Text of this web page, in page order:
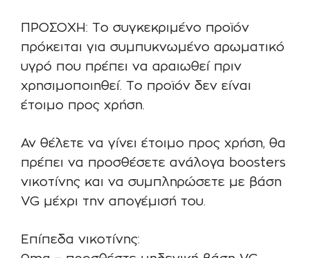
ΠΡΟΣΟΧΗ: Το συγκεκριμένο προϊόν
πρόκειται για συμπυκνωμένο αρωματικό
υγρό που πρέπει να αραιωθεί πριν
χρησιμοποιηθεί. Το προϊόν δεν είναι
έτοιμο προς χρήση.
Αν θέλετε να γίνει έτοιμο προς χρήση, θα
πρέπει να προσθέσετε ανάλογα boosters
νικοτίνης και να συμπληρώσετε με βάση
VG μέχρι την απογέμισή του.
Επίπεδα νικοτίνης: